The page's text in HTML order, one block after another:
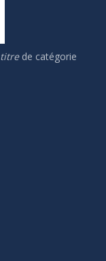
titrede catégorie